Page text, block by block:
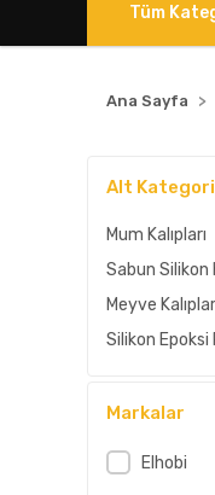
Tüm
Ana Sayfa
Alt
Mum Kalıpları
Sabun Silikon
Meyve
Silikon Epoksi
Markalar
Elhobi